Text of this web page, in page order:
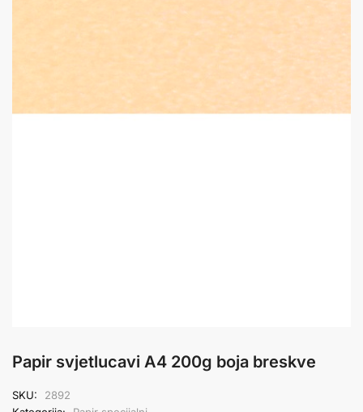
Papir svjetlucavi A4 200g boja breskve
SKU:
2892